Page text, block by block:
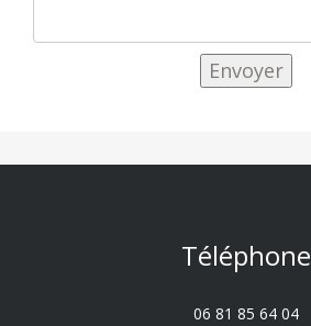
Téléphone
06 81 85 64 04